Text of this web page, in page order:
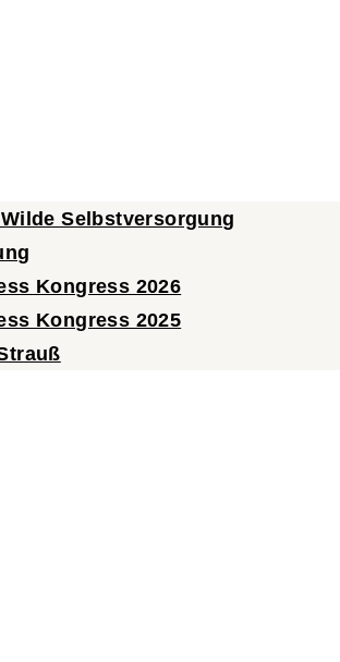
Selbstversorgung
Kongress 2026
Kongress 2025